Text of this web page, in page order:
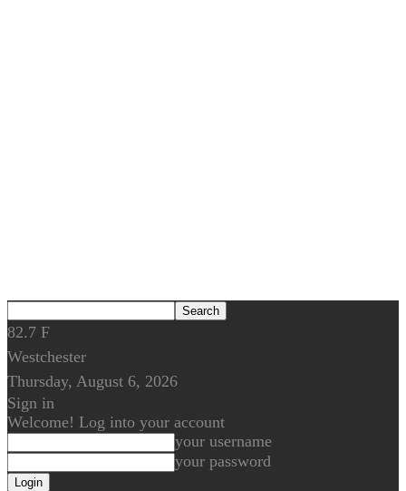
82.7 F
Westchester
Thursday, August 6, 2026
Sign in
Welcome! Log into your account
your username
your password